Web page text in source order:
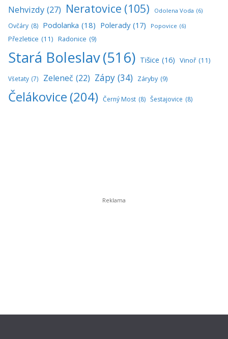
Nehvizdy (27) Neratovice (105) Odolena Voda (6)
Ovčáry (8) Podolanka (18) Polerady (17) Popovice (6)
Přezletice (11) Radonice (9)
Stará Boleslav(516) Tišice (16) Vinoř (11)
Všetaty (7) Zeleneč (22) Zápy (34) Záryby (9)
Čelákovice (204) Černý Most (8) Šestajovice (8)